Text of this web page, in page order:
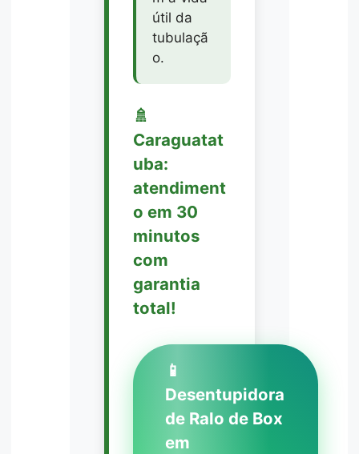
útil da
tubulaçã
o.
🚿
Caraguatat
uba:
atendiment
o em 30
minutos
com
garantia
total!
📱
Desentupidora
de Ralo de Box
em